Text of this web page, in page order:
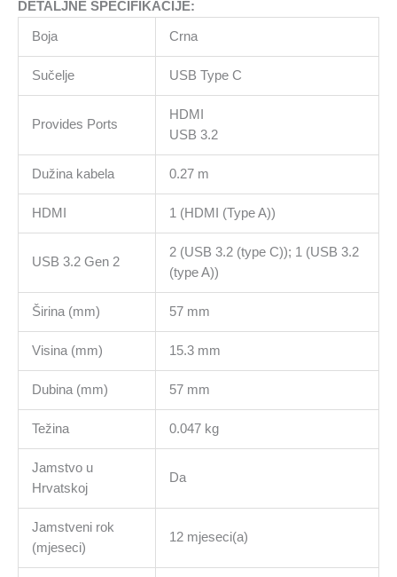
DETALJNE SPECIFIKACIJE:
Boja Crna
Sučelje USB Type C
Provides Ports
HDMI
USB 3.2
Dužina kabela 0.27 m
HDMI 1 (HDMI (Type A))
USB 3.2 Gen 2
2 (USB 3.2 (type C)); 1 (USB 3.2
(type A))
Širina (mm) 57 mm
Visina (mm) 15.3 mm
Dubina (mm) 57 mm
Težina 0.047 kg
Jamstvo u
Hrvatskoj
Da
Jamstveni rok
(mjeseci)
12 mjeseci(a)